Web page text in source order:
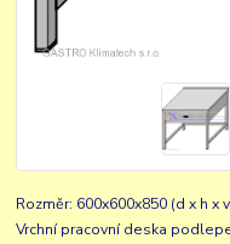
Rozměr: 600x600x850 (d x h
Vrchní pracovní deska